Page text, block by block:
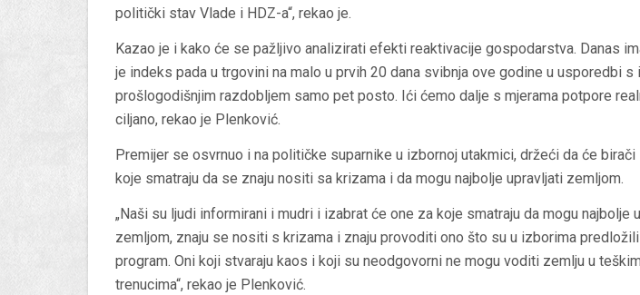
politički stav Vlade i HDZ-a“, rekao je.
Kazao je i kako će se pažljivo analizirati efekti reaktivacije gospodarstva. Danas
je indeks pada u trgovini na malo u prvih 20 dana svibnja ove godine u usporedbi s
prošlogodišnjim razdobljem samo pet posto. Ići ćemo dalje s mjerama potpore
ciljano, rekao je Plenković.
Premijer se osvrnuo i na političke suparnike u izbornoj utakmici, držeći da će
koje smatraju da se znaju nositi sa krizama i da mogu najbolje upravljati zemljom.
„Naši su ljudi informirani i mudri i izabrat će one za koje smatraju da mogu najbolje
zemljom, znaju se nositi s krizama i znaju provoditi ono što su u izborima
program. Oni koji stvaraju kaos i koji su neodgovorni ne mogu voditi zemlju u
trenucima“, rekao je Plenković.